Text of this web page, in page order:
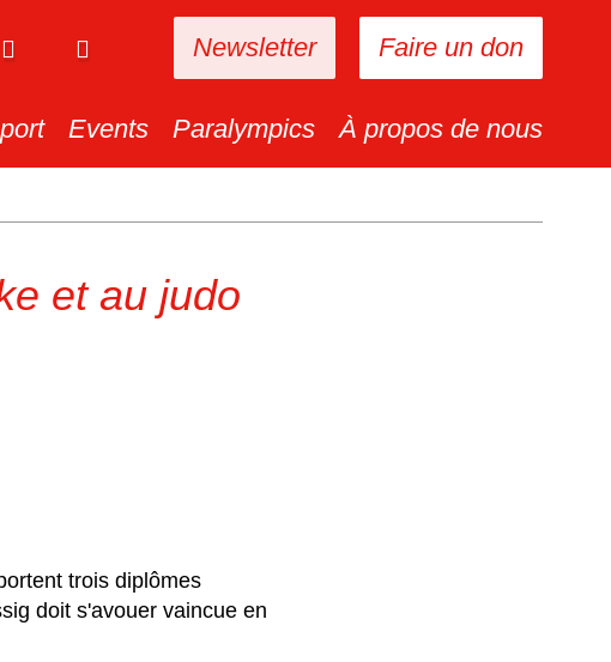
Faire un don
Newsletter
Events Paralympics À propos de nous
et au judo
trois diplômes
doit s'avouer vaincue en